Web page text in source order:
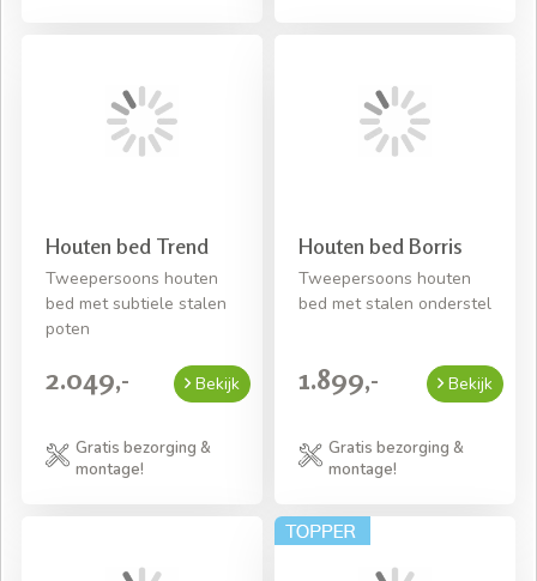
Houten bed Trend
Tweepersoons houten
bed met subtiele stalen
poten
2.049,- Bekijk
Gratis bezorging &
montage!
Houten bed Borris
Tweepersoons houten
bed met stalen onderstel
1.899,- Bekijk
Gratis bezorging &
montage!